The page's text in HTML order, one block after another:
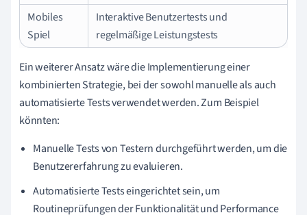
Mobiles
Spiel
Interaktive Benutzertests und
regelmäßige Leistungstests
Ein weiterer Ansatz wäre die Implementierung einer
kombinierten Strategie, bei der sowohl manuelle als auch
automatisierte Tests verwendet werden. Zum Beispiel
könnten:
Manuelle Tests von Testern durchgeführt werden, um die
Benutzererfahrung zu evaluieren.
Automatisierte Tests eingerichtet sein, um
Routineprüfungen der Funktionalität und Performance